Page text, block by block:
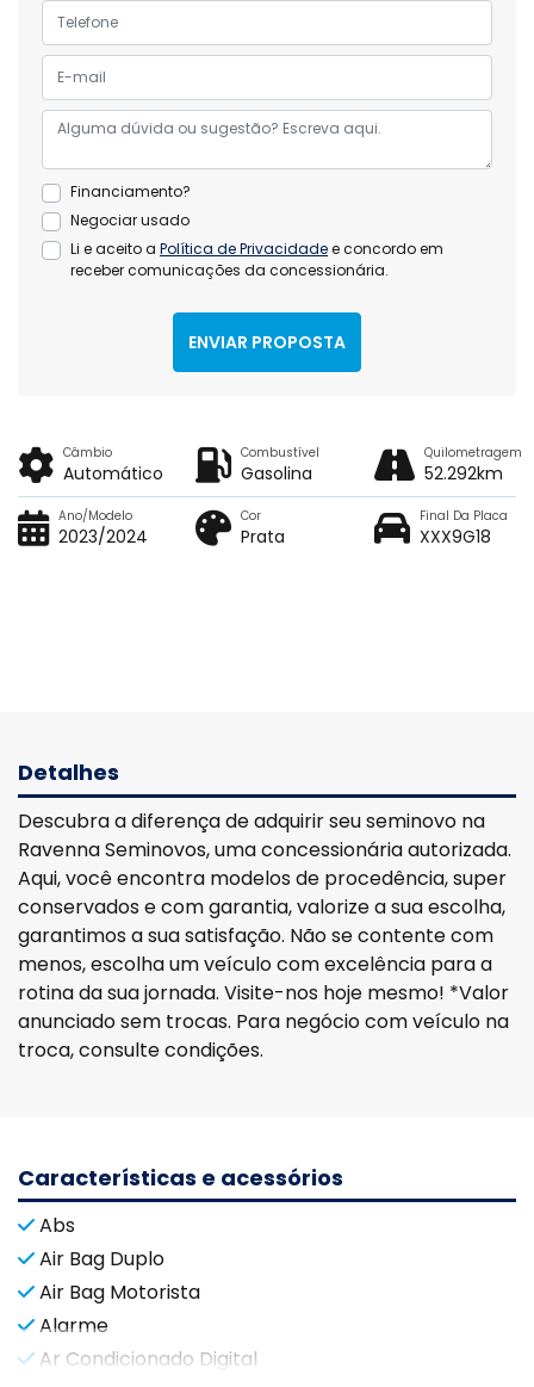
Financiamento?
Negociar usado
Li e aceito a Política de Privacidadee concordo em
receber comunicações da concessionária.
ENVIAR PROPOSTA
Câmbio
Automático
Combustível
Gasolina
Quilometragem
52.292km
Ano/Modelo
2023/2024
Cor
Prata
Final Da Placa
XXX9G18
Detalhes
Descubra a diferença de adquirir seu seminovo na
Ravenna Seminovos, uma concessionária autorizada.
Aqui, você encontra modelos de procedência, super
conservados e com garantia, valorize a sua escolha,
garantimos a sua satisfação. Não se contente com
menos, escolha um veículo com excelência para a
rotina da sua jornada. Visite-nos hoje mesmo! *Valor
anunciado sem trocas. Para negócio com veículo na
troca, consulte condições.
Características e acessórios
Abs
Air Bag Duplo
Air Bag Motorista
Alarme
Ar Condicionado Digital